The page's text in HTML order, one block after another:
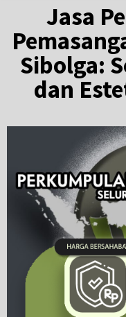
Jasa
Sibolga:
dan